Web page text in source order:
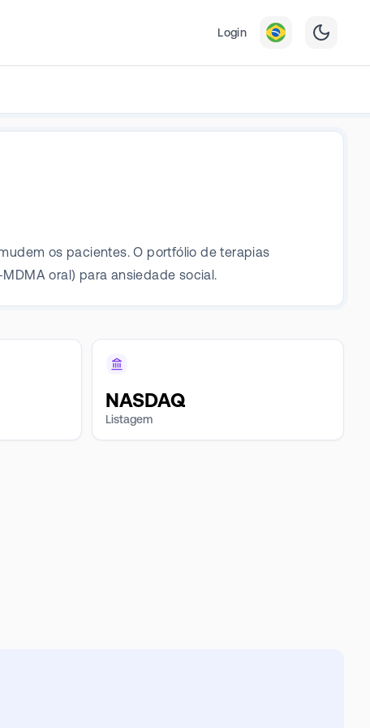
Login
os pacientes. O portfólio de terapias
oral) para ansiedade social.
NASDAQ
Listagem